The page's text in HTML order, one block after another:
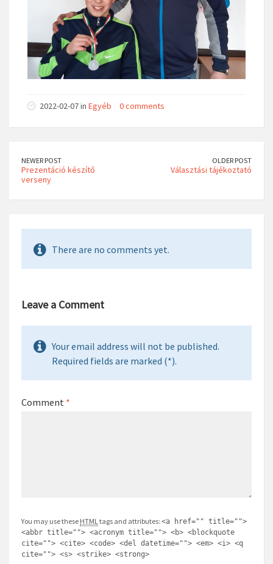
2022-02-07 in Egyéb 0 comments
NEWER POST
Prezentáció készítő
verseny
OLDER POST
Választási tájékoztató
There are no comments yet.
Leave a Comment
Your email address will not be published.
Required fields are marked (*).
Comment *
You may use these HTML tags and attributes: <a href="" title="">
<abbr title=""> <acronym title=""> <b> <blockquote
cite=""> <cite> <code> <del datetime=""> <em> <i> <q
cite=""> <s> <strike> <strong>